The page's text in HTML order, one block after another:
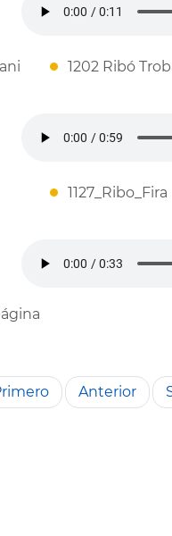
1202 Ribó
1127_Ribo_Fira
Anterior